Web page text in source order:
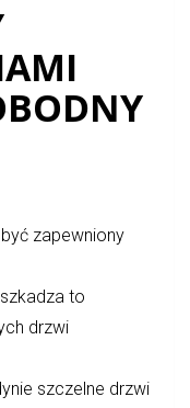
zapewniony
to
drzwi
szczelne drzwi